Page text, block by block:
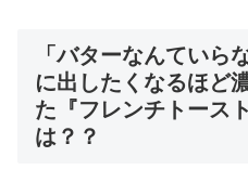
「バターなんていら
に出したくなるほど
た『フレンチトース
は？？